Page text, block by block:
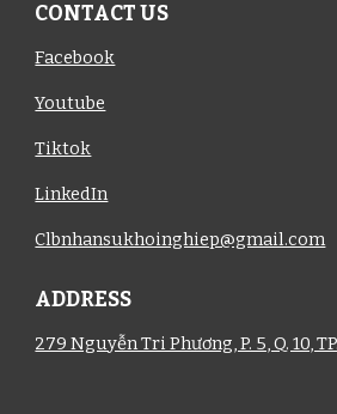
CONTACT US
Facebook
Youtube
Tiktok
LinkedIn
Clbnhansukhoinghiep@gmail.com
ADDRESS
279 Nguyễn Tri Phương, P. 5, Q. 10,